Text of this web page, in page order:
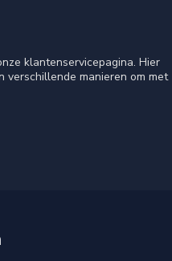
klantenservicepagina. Hier
verschillende manieren om met